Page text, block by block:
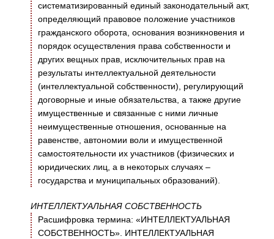
систематизированный единый законодательный акт,
определяющий правовое положение участников
гражданского оборота, основания возникновения и
порядок осуществления права собственности и
других вещных прав, исключительных прав на
результаты интеллектуальной деятельности
(интеллектуальной собственности), регулирующий
договорные и иные обязательства, а также другие
имущественные и связанные с ними личные
неимущественные отношения, основанные на
равенстве, автономии воли и имущественной
самостоятельности их участников (физических и
юридических лиц, а в некоторых случаях –
государства и муниципальных образований).
ИНТЕЛЛЕКТУАЛЬНАЯ СОБСТВЕННОСТЬ
Расшифровка термина: «ИНТЕЛЛЕКТУАЛЬНАЯ
СОБСТВЕННОСТЬ». ИНТЕЛЛЕКТУАЛЬНАЯ